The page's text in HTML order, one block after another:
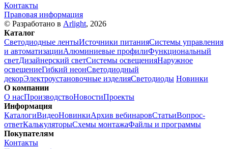
Контакты
Правовая информация
© Разработано в Arlight, 2026
Каталог
Светодиодные лентыИсточники питанияСистемы управления
и автоматизацииАлюминиевые профилиФункциональный
светДизайнерский светСистемы освещенияНаружное
освещениеГибкий неонСветодиодный
декорЭлектроустановочные изделияСветодиоды Новинки
О компании
О насПроизводствоНовостиПроекты
Информация
КаталогиВидеоНовинкиАрхив вебинаровСтатьиВопрос-
ответКалькуляторыСхемы монтажаФайлы и программы
Покупателям
Контакты